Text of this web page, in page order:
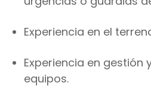
Experiencia en el
Experiencia en gestión
equipos.